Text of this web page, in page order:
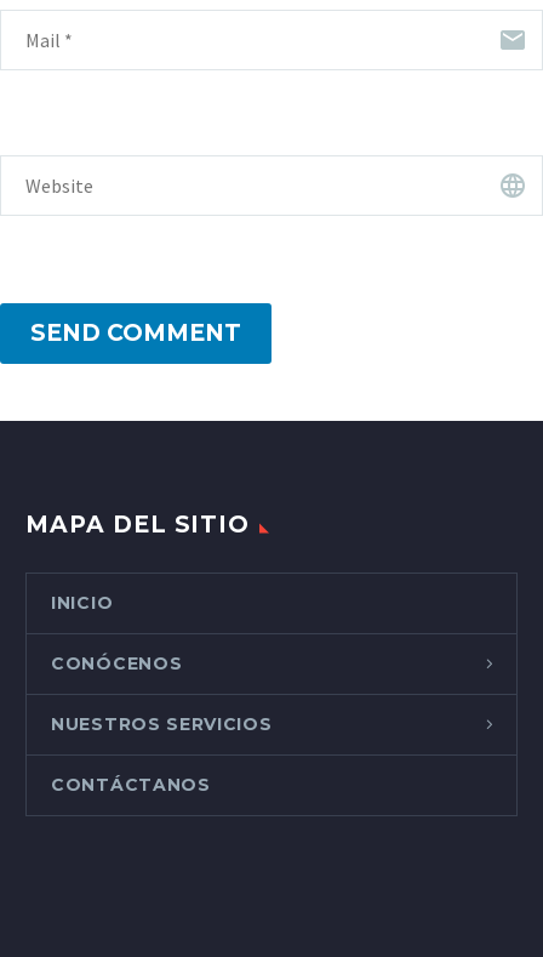
SEND COMMENT
MAPA DEL SITIO
INICIO
CONÓCENOS
NUESTROS SERVICIOS
CONTÁCTANOS